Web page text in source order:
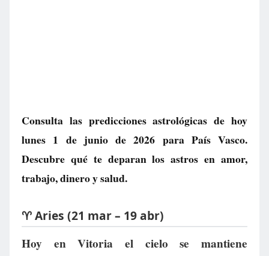
Consulta las predicciones astrológicas de hoy
lunes 1 de junio de 2026 para País Vasco.
Descubre qué te deparan los astros en amor,
trabajo, dinero y salud.
♈ Aries (21 mar – 19 abr)
Hoy en Vitoria el cielo se mantiene